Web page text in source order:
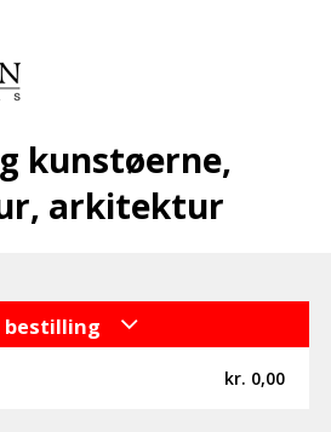
kunstøerne,
arkitektur
bestilling
kr. 0,00